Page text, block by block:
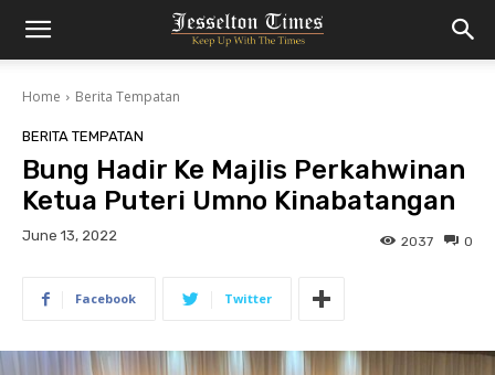
Home Berita Tempatan
BERITA TEMPATAN
Bung Hadir Ke Majlis Perkahwinan
Ketua Puteri Umno Kinabatangan
June 13, 2022 0
2037
Facebook Twitter